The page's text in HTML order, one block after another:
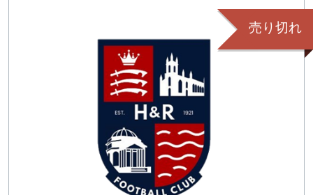
売り切れ